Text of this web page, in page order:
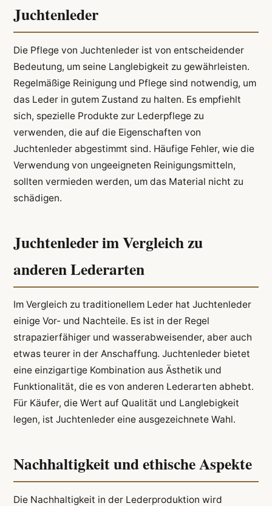
Juchtenleder
Die Pflege von Juchtenleder ist von entscheidender
Bedeutung, um seine Langlebigkeit zu gewährleisten.
Regelmäßige Reinigung und Pflege sind notwendig, um
das Leder in gutem Zustand zu halten. Es empfiehlt
sich, spezielle Produkte zur Lederpflege zu
verwenden, die auf die Eigenschaften von
Juchtenleder abgestimmt sind. Häufige Fehler, wie die
Verwendung von ungeeigneten Reinigungsmitteln,
sollten vermieden werden, um das Material nicht zu
schädigen.
Juchtenleder im Vergleich zu
anderen Lederarten
Im Vergleich zu traditionellem Leder hat Juchtenleder
einige Vor- und Nachteile. Es ist in der Regel
strapazierfähiger und wasserabweisender, aber auch
etwas teurer in der Anschaffung. Juchtenleder bietet
eine einzigartige Kombination aus Ästhetik und
Funktionalität, die es von anderen Lederarten abhebt.
Für Käufer, die Wert auf Qualität und Langlebigkeit
legen, ist Juchtenleder eine ausgezeichnete Wahl.
Nachhaltigkeit und ethische Aspekte
Die Nachhaltigkeit in der Lederproduktion wird